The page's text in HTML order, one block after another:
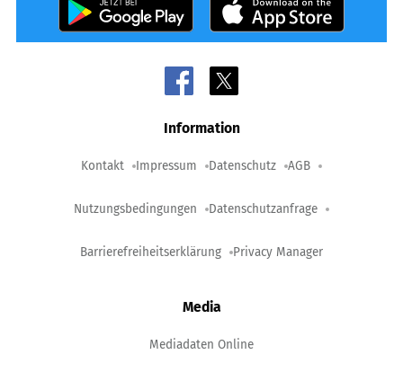
Information
Kontakt Impressum Datenschutz AGB
Nutzungsbedingungen Datenschutzanfrage
Barrierefreiheitserklärung Privacy Manager
Media
Mediadaten Online